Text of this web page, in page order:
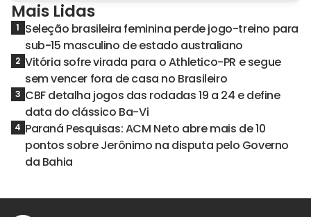
Mais Lidas
1 Seleção brasileira feminina perde jogo-treino para
sub-15 masculino de estado australiano
2 Vitória sofre virada para o Athletico-PR e segue
sem vencer fora de casa no Brasileiro
3 CBF detalha jogos das rodadas 19 a 24 e define
data do clássico Ba-Vi
4 Paraná Pesquisas: ACM Neto abre mais de 10
pontos sobre Jerônimo na disputa pelo Governo
da Bahia